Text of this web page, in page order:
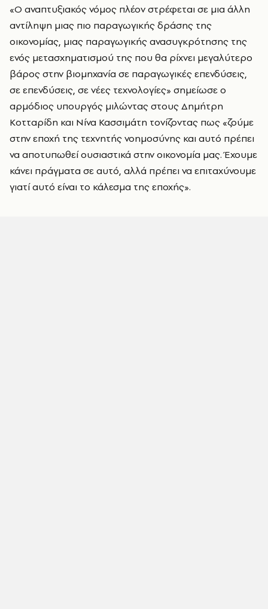
«Ο αναπτυξιακός νόμος πλέον στρέφεται σε μια άλλη
αντίληψη μιας πιο παραγωγικής δράσης της
οικονομίας, μιας παραγωγικής ανασυγκρότησης της
ενός μετασχηματισμού της που θα ρίχνει μεγαλύτερο
βάρος στην βιομηχανία σε παραγωγικές επενδύσεις,
σε επενδύσεις, σε νέες τεχνολογίες» σημείωσε ο
αρμόδιος υπουργός μιλώντας στους Δημήτρη
Κοτταρίδη και Νίνα Κασσιμάτη τονίζοντας πως «ζούμε
στην εποχή της τεχνητής νοημοσύνης και αυτό πρέπει
να αποτυπωθεί ουσιαστικά στην οικονομία μας. Έχουμε
κάνει πράγματα σε αυτό, αλλά πρέπει να επιταχύνουμε
γιατί αυτό είναι το κάλεσμα της εποχής».